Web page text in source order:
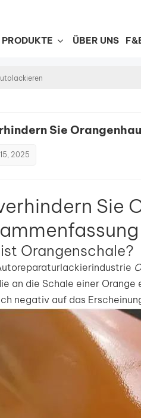
PRODUKTE ÜBER UNS
Sie
2025
Sie
Orangenschale?
an die Schale einer
negativ auf das